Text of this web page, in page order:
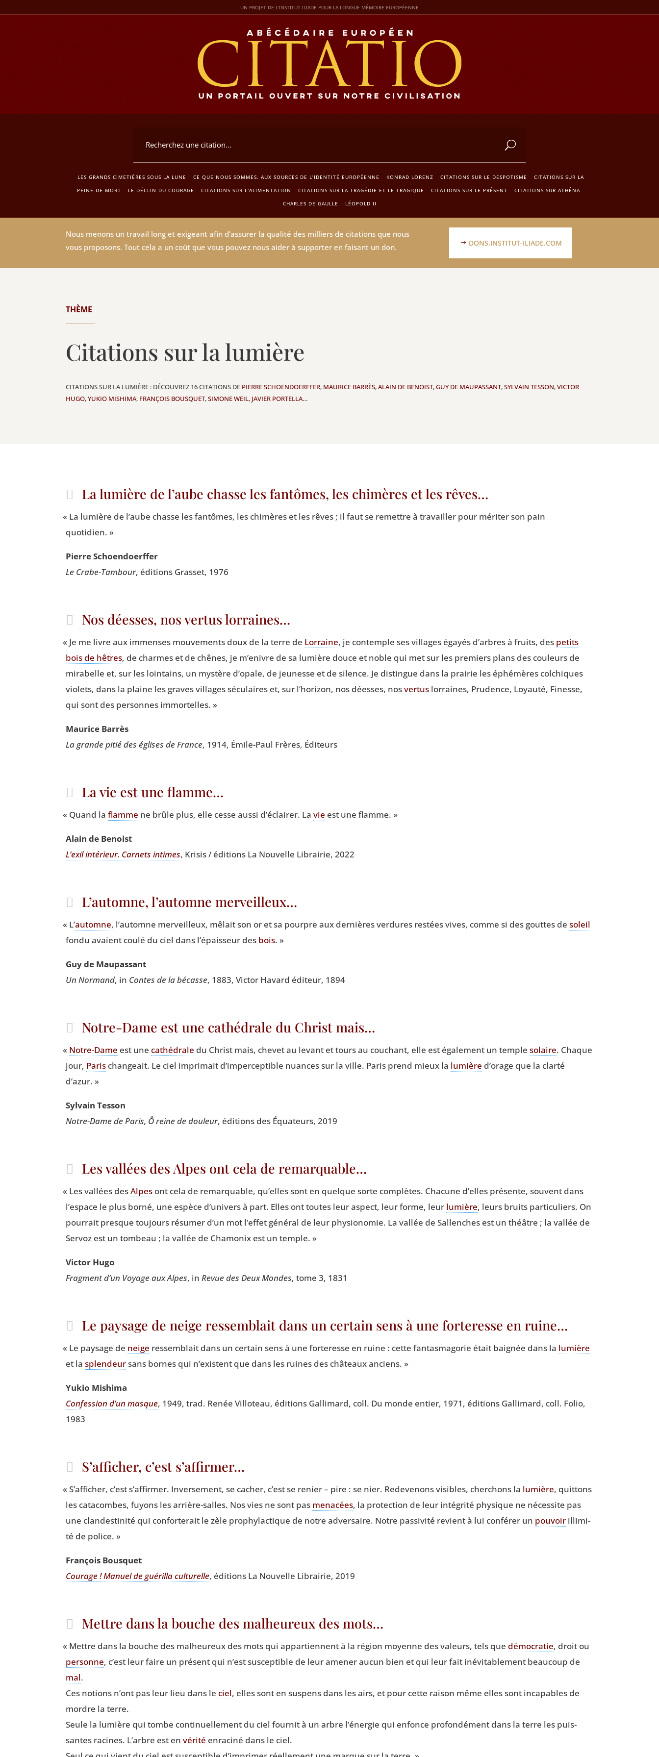
UN PROJET DE L'INSTITUT ILIADE POUR LA LONGUE MÉMOIRE EUROPÉENNE
LES GRANDS CIMETIÈRES SOUS LA LUNE CE QUE NOUS SOMMES. AUX SOURCES DE L’IDENTITÉ EUROPÉENNE KONRAD LORENZ CITATIONS SUR LE DESPOTISME
CITATIONS SUR LA
PEINE DE MORT
LE DÉCLIN DU COURAGE CITATIONS SUR L'ALIMENTATION CITATIONS SUR LA TRAGÉDIE ET LE TRAGIQUE CITATIONS SUR LE PRÉSENT
CITATIONS SUR ATHÉNA
CHARLES DE GAULLE
LÉOPOLD II
Nous menons un travail long et exigeant afin d'assurer la qualité des milliers de citations que nous
vous proposons. Tout cela a un coût que vous pouvez nous aider à supporter en faisant un don.
DONS.INSTITUT-ILIADE.COM
THÈME
Citations sur la lumière
CITATIONS SUR LA LUMIÈRE : DÉCOUVREZ 16 CITATIONS DE PIERRE SCHOENDOERFFER, MAURICE BARRÈS,ALAIN DE BENOIST,GUY DE MAUPASSANT,SYLVAIN TESSON,VICTOR
HUGO,YUKIO MISHIMA, FRANÇOIS BOUSQUET,SIMONE WEIL, JAVIER PORTELLA…
La lumière de l’aube chasse les fantômes, les chimères et les rêves…
« La lumière de l’aube chasse les fan­tômes, les chi­mères et les rêves ; il faut se remettre à tra­vailler pour méri­ter son pain
quotidien. »
Pierre Schoen­doerf­fer
Le Crabe-Tam­bour, édi­tions Gras­set, 1976
Nos déesses, nos vertus lorraines…
« Je me livre aux immenses mou­ve­ments doux de la terre de Lor­raine, je contemple ses vil­lages égayés d’arbres à fruits, des petits
bois de hêtres, de charmes et de chênes, je m’enivre de sa lumière douce et noble qui met sur les pre­miers plans des cou­leurs de
mira­belle et, sur les loin­tains, un mys­tère d’opale, de jeu­nesse et de silence. Je dis­tingue dans la prai­rie les éphé­mères col­chiques
vio­lets, dans la plaine les graves vil­lages sécu­laires et, sur l’horizon, nos déesses, nosver­tus lor­raines, Pru­dence, Loyau­té, Finesse,
qui sont des per­sonnes immortelles. »
Mau­rice Barrès
La grande pitié des églises de France, 1914, Émile-Paul Frères, Éditeurs
La vie est une flamme…
« Quand la flamme ne brûle plus, elle cesse aus­si d’éclairer. La vie est une flamme. »
Alain de Benoist
L’exil inté­rieur. Car­nets intimes, Kri­sis / édi­tions La Nou­velle Librai­rie, 2022
L’automne, l’automne merveilleux…
« L’automne, l’automne mer­veilleux, mêlait son or et sa pourpre aux der­nières ver­dures res­tées vives, comme si des gouttes de soleil
fon­du avaient cou­lé du ciel dans l’épaisseur des bois. »
Guy de Maupassant
Un Nor­mand, in Contes de la bécasse, 1883, Vic­tor Havard édi­teur, 1894
Notre-Dame est une cathédrale du Christ mais…
« Notre-Dame est une cathé­drale du Christ mais, che­vet au levant et tours au cou­chant, elle est éga­le­ment un temple solaire. Chaque
jour, Paris chan­geait. Le ciel impri­mait d’im­per­cep­tible nuances sur la ville. Paris prend mieux la lumière d’o­rage que la clar­té
d’azur. »
Syl­vain Tesson
Notre-Dame de Paris, Ô reine de dou­leur, édi­tions des Équa­teurs, 2019
Les vallées des Alpes ont cela de remarquable…
« Les val­lées desAlpesont cela de remar­quable, qu’elles sont en quelque sorte com­plètes. Cha­cune d’elles pré­sente, sou­vent dans
l’espace le plus bor­né, une espèce d’univers à part. Elles ont toutes leur aspect, leur forme, leur lumière, leurs bruits par­ti­cu­liers. On
pour­rait presque tou­jours résu­mer d’un mot l’effet géné­ral de leur phy­sio­no­mie. La val­lée de Sal­lenches est un théâtre ; la val­lée de
Ser­voz est un tom­beau ; la val­lée de Cha­mo­nix est un temple. »
Vic­tor Hugo
Frag­ment d’un Voyage aux Alpes, inRevue des Deux Mondes, tome 3, 1831
Le paysage de neige ressemblait dans un certain sens à une forteresse en ruine…
« Le pay­sage de neige res­sem­blait dans un cer­tain sens à une for­te­resse en ruine : cette fan­tas­ma­go­rie était bai­gnée dans la lumière
et lasplen­deursans bornes qui n’existent que dans les ruines des châ­teaux anciens. »
Yukio Mishi­ma
Confes­sion d’un masque, 1949, trad. Renée Vil­lo­teau, édi­tions Gal­li­mard, coll. Du monde entier, 1971, édi­tions Gal­li­mard, coll. Folio,
1983
S’afficher, c’est s’affirmer…
« S’afficher, c’est s’affirmer. Inver­se­ment, se cacher, c’est se renier – pire : se nier. Rede­ve­nons visibles, cher­chons la lumière, quit­tons
les cata­combes, fuyons les arrière-salles. Nos vies ne sont pas mena­cées, la pro­tec­tion de leur inté­gri­té phy­sique ne néces­site pas
une clan­des­ti­ni­té qui confor­te­rait le zèle pro­phy­lac­tique de notre adver­saire. Notre pas­si­vi­té revient à lui confé­rer un pou­voir illi­mi­
té de police. »
Fran­çois Bousquet
Cou­rage ! Manuel de gué­rilla cultu­relle, édi­tions La Nou­velle Librai­rie, 2019
Mettre dans la bouche des malheureux des mots…
« Mettre dans la bouche des mal­heu­reux des mots qui appar­tiennent à la région moyenne des valeurs, tels que démo­cra­tie, droit ou
per­sonne, c’est leur faire un pré­sent qui n’est sus­cep­tible de leur ame­ner aucun bien et qui leur fait inévi­ta­ble­ment beau­coup de
mal.
Ces notions n’ont pas leur lieu dans le ciel, elles sont en sus­pens dans les airs, et pour cette rai­son même elles sont inca­pables de
mordre la terre.
Seule la lumière qui tombe conti­nuel­le­ment du ciel four­nit à un arbre l’énergie qui enfonce pro­fon­dé­ment dans la terre les puis­
santes racines. L’arbre est envéri­té enra­ci­né dans le ciel.